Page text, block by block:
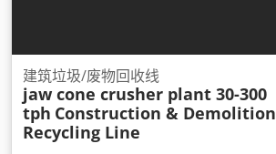
建筑垃圾/废物回收线
jaw cone crusher plant 30-300
tph Construction & Demolition
Recycling Line